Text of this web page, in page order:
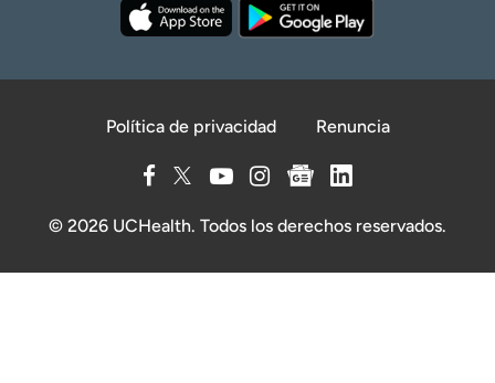
Política de privacidad Renuncia
© 2026 UCHealth. Todos los derechos reservados.